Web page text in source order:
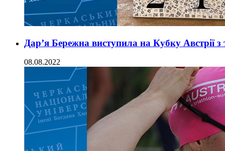
Дар’я Бережна виступила на Кубку Австрії з
08.08.2022